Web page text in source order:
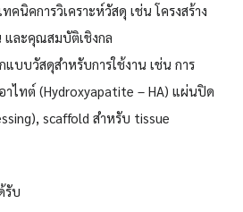
ทคนิคการวิเคราะห์วัสดุ เช่น โครงสร้าง
ละคุณสมบัติเชิงกล
บบวัสดุสำหรับการใช้งาน เช่น การ
าไทต์ (Hydroxyapatite – HA) แผ่นปิด
scaffold สำหรับ tissue
รับ